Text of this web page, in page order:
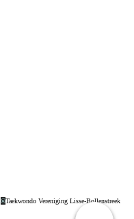
©Taekwondo Vereniging Lisse-Bollenstreek